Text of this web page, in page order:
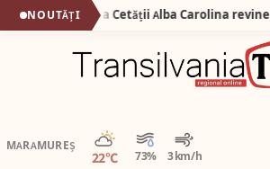
NOUTĂȚI De la 1 Mai: Garda Cetății Alba Carolina revine cu salve de tun și un spectacol istoric de excepție
MARAMUREȘ
22°C 73% 3 km/h
Parțial noros